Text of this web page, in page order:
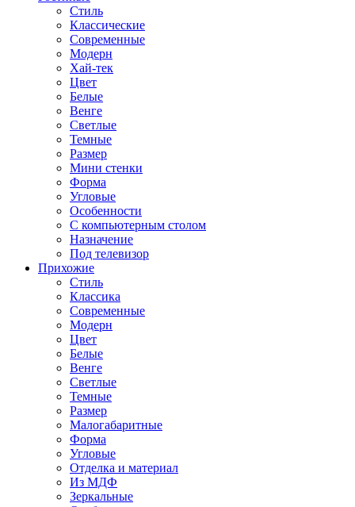
Стиль
Классические
Современные
Модерн
Хай-тек
Цвет
Белые
Венге
Светлые
Темные
Размер
Мини стенки
Форма
Угловые
Особенности
С компьютерным столом
Назначение
Под телевизор
Прихожие
Стиль
Классика
Современные
Модерн
Цвет
Белые
Венге
Светлые
Темные
Размер
Малогабаритные
Форма
Угловые
Отделка и материал
Из МДФ
Зеркальные